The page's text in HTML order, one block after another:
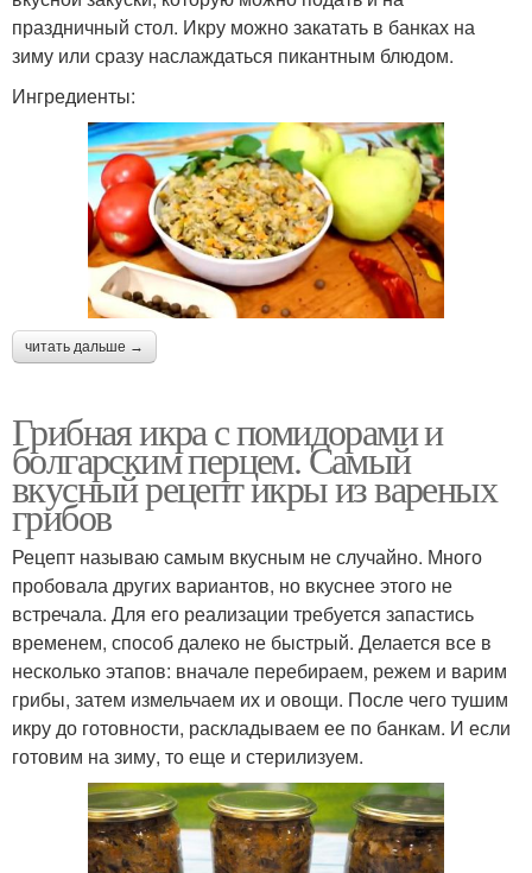
праздничный стол. Икру можно закатать в банках на
зиму или сразу наслаждаться пикантным блюдом.
Ингредиенты:
читать дальше →
Грибная икра с помидорами и
болгарским перцем. Самый
вкусный рецепт икры из вареных
грибов
Рецепт называю самым вкусным не случайно. Много
пробовала других вариантов, но вкуснее этого не
встречала. Для его реализации требуется запастись
временем, способ далеко не быстрый. Делается все в
несколько этапов: вначале перебираем, режем и варим
грибы, затем измельчаем их и овощи. После чего тушим
икру до готовности, раскладываем ее по банкам. И если
готовим на зиму, то еще и стерилизуем.